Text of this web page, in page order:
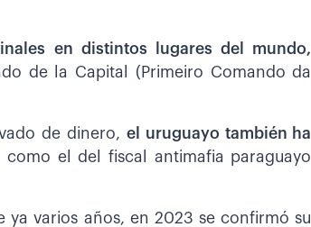
en distintos lugares del mundo,
de la Capital (Primeiro Comando da
de dinero, el uruguayo también ha
como el del fiscal antimafia paraguayo
ya varios años, en 2023 se confirmó su